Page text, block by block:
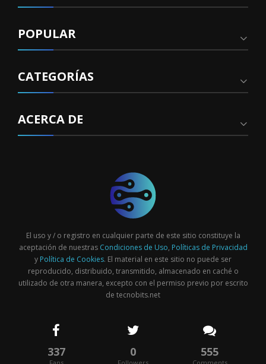
POPULAR
CATEGORÍAS
ACERCA DE
El uso y / o registro en cualquier parte de este sitio constituye la
aceptación de nuestras Condiciones de Uso, Políticas de Privacidad
y Política de Cookies. El material en este sitio no puede ser
reproducido, distribuido, transmitido, almacenado en caché o
utilizado de otra manera, excepto con el permiso previo por escrito
de tecnobits.net
337 0 555